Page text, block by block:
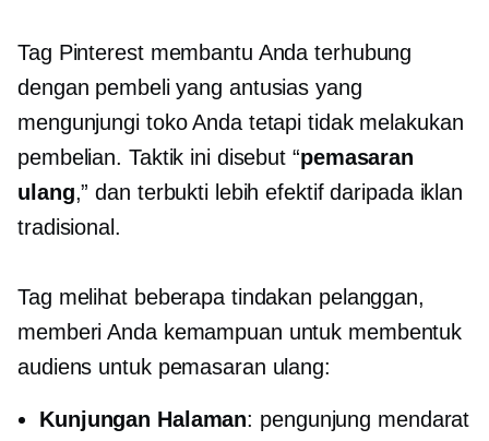
Tag Pinterest membantu Anda terhubung
dengan pembeli yang antusias yang
mengunjungi toko Anda tetapi tidak melakukan
pembelian. Taktik ini disebut “pemasaran
ulang,” dan terbukti lebih efektif daripada iklan
tradisional.
Tag melihat beberapa tindakan pelanggan,
memberi Anda kemampuan untuk membentuk
audiens untuk pemasaran ulang:
Kunjungan Halaman: pengunjung mendarat